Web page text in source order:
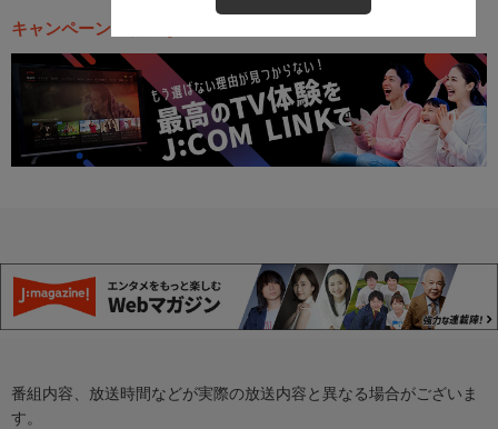
キャンペーン・お得な情報
番組内容、放送時間などが実際の放送内容と異なる場合がございま
す。